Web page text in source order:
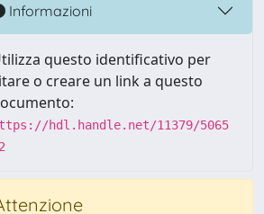
Informazioni
questo identificativo per
o creare un link a questo
hdl.handle.net/11379/5065